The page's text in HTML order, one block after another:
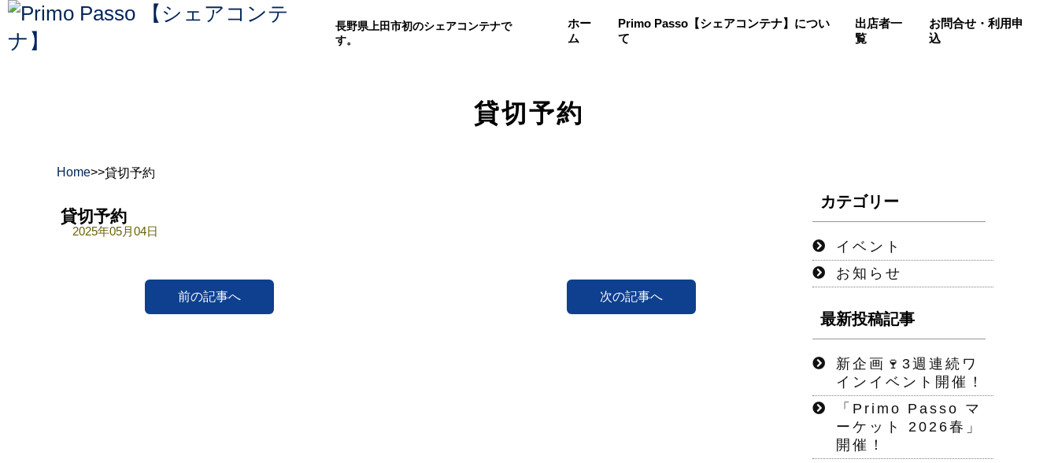
長野県上田市初のシェアコンテナで
す。
ホー
ム
Primo Passo【シェアコンテナ】につい
て
出店者一
覧
お問合せ・利用申
込
貸切予約
Home>>貸切予約
貸切予約
2025年05月04日
前の記事へ 次の記事へ
カテゴリー
イベント
お知らせ
最新投稿記事
新企画🍷3週連続ワ
インイベント開催！
「Primo Passo マ
ーケット 2026春」
開催！